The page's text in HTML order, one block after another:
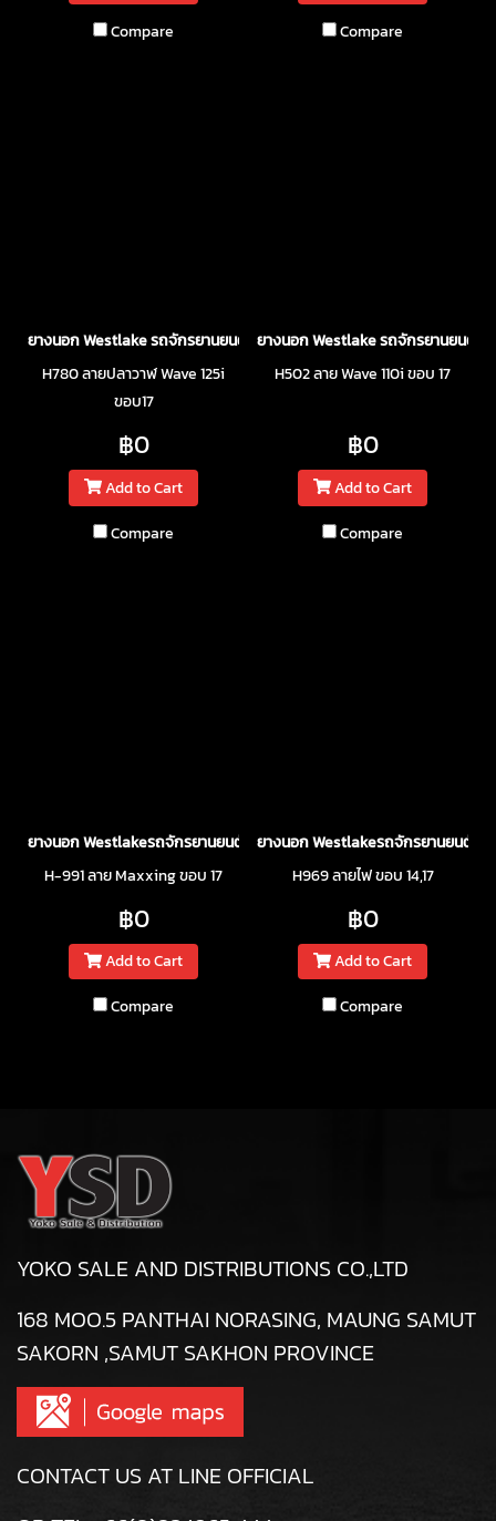
Compare
Compare
ยางนอก Westlake รถจักรยานยนต์
H780 ลายปลาวาฬ Wave 125i
ขอบ17
฿0
Add to Cart
Compare
ยางนอก Westlake รถจักรยานยนต์
H502 ลาย Wave 110i ขอบ 17
฿0
Add to Cart
Compare
ยางนอก Westlakeรถจักรยานยนต์
H-991 ลาย Maxxing ขอบ 17
฿0
Add to Cart
Compare
ยางนอก Westlakeรถจักรยานยนต์
H969 ลายไฟ ขอบ 14,17
฿0
Add to Cart
Compare
YOKO SALE AND DISTRIBUTIONS CO.,LTD
168 MOO.5 PANTHAI NORASING, MAUNG SAMUT
SAKORN ,SAMUT SAKHON PROVINCE
CONTACT US AT LINE OFFICIAL